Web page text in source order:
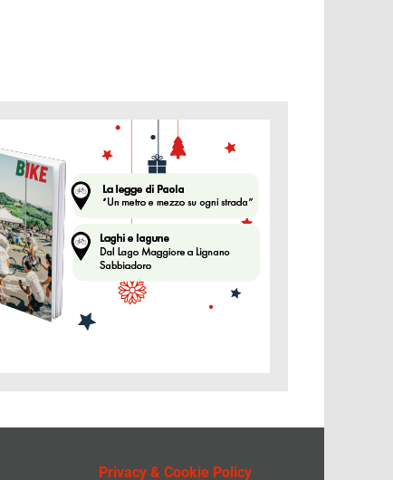
Privacy & Cookie Policy